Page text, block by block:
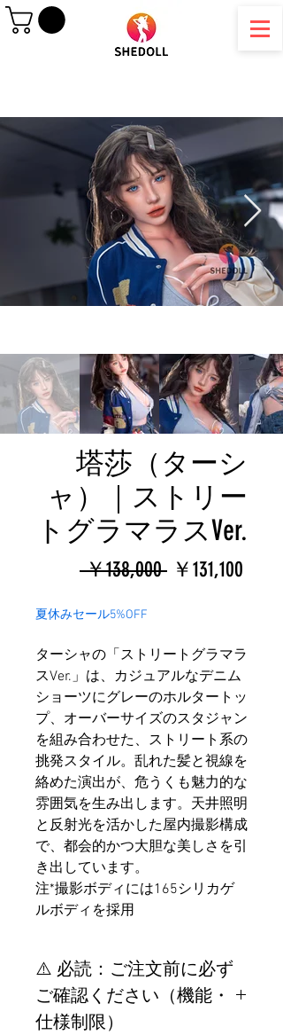
塔莎（ターシ
ャ）｜ストリー
トグラマラスVer.
￥138,000 通
格
￥131,100
価
格
夏休みセール5%OFF
ターシャの「ストリートグラマラ
スVer.」は、カジュアルなデニム
ショーツにグレーのホルタートッ
プ、オーバーサイズのスタジャン
を組み合わせた、ストリート系の
挑発スタイル。乱れた髪と視線を
絡めた演出が、危うくも魅力的な
雰囲気を生み出します。天井照明
と反射光を活かした屋内撮影構成
で、都会的かつ大胆な美しさを引
き出しています。
注*撮影ボディには165シリカゲ
ルボディを採用
⚠️ 必読：ご注文前に必ず
ご確認ください（機能・
仕様制限）